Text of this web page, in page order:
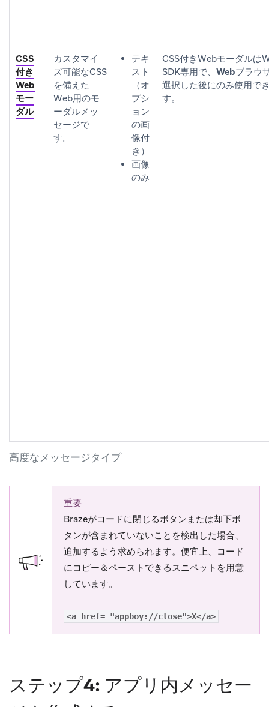
高度なメッセージタイプ
CSS
付き
Web
モー
ダル
カスタマイ
ズ可能なCSS
を備えた
Web用のモ
ーダルメッ
セージで
す。
テキ
スト
（オ
プシ
ョン
の画
像付
き）
画像
のみ
CSS付きWebモーダルは
SDK専用で、 Webブラウ
選択した後にのみ使用で
す。
重要
Brazeがコードに閉じるボタンまたは却下ボ
タンが含まれていないことを検出した場合、
追加するよう求められます。便宜上、コード
にコピー＆ペーストできるスニペットを用意
しています。
<a href= "appboy://close">X</a>
ステップ4: アプリ内メッセー